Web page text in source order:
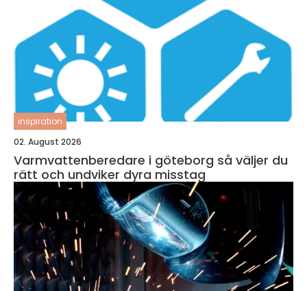
inspiration
02. August 2026
Varmvattenberedare i göteborg så väljer du
rätt och undviker dyra misstag